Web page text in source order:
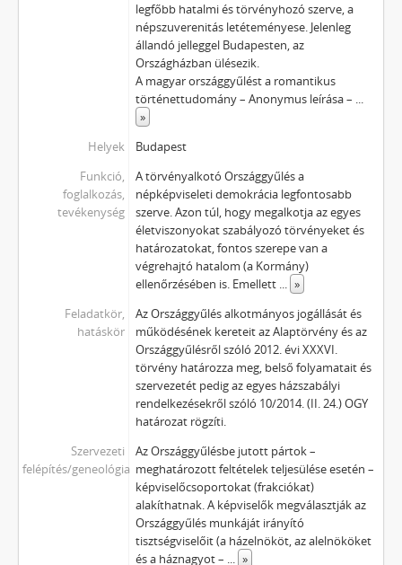
legfőbb hatalmi és törvényhozó szerve, a
népszuverenitás letéteményese. Jelenleg
állandó jelleggel Budapesten, az
Országházban ülésezik.
A magyar országgyűlést a romantikus
történettudomány – Anonymus leírása – ...
»
Helyek
Budapest
Funkció,
foglalkozás,
tevékenység
A törvényalkotó Országgyűlés a
népképviseleti demokrácia legfontosabb
szerve. Azon túl, hogy megalkotja az egyes
életviszonyokat szabályozó törvényeket és
határozatokat, fontos szerepe van a
végrehajtó hatalom (a Kormány)
ellenőrzésében is. Emellett ... »
Feladatkör,
hatáskör
Az Országgyűlés alkotmányos jogállását és
működésének kereteit az Alaptörvény és az
Országgyűlésről szóló 2012. évi XXXVI.
törvény határozza meg, belső folyamatait és
szervezetét pedig az egyes házszabályi
rendelkezésekről szóló 10/2014. (II. 24.) OGY
határozat rögzíti.
Szervezeti
felépítés/geneológia
Az Országgyűlésbe jutott pártok –
meghatározott feltételek teljesülése esetén –
képviselőcsoportokat (frakciókat)
alakíthatnak. A képviselők megválasztják az
Országgyűlés munkáját irányító
tisztségviselőit (a házelnököt, az alelnököket
és a háznagyot – ... »